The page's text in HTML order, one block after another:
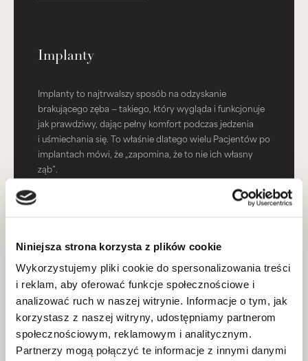
Niniejsza strona korzysta z plików cookie
Wykorzystujemy pliki cookie do spersonalizowania treści
i reklam, aby oferować funkcje społecznościowe i
analizować ruch w naszej witrynie. Informacje o tym, jak
korzystasz z naszej witryny, udostępniamy partnerom
społecznościowym, reklamowym i analitycznym.
Partnerzy mogą połączyć te informacje z innymi danymi
Implanty
Implanty to najtrwalszy sposób na odzyskanie
brakującego zęba — takiego, który wygląda i funkcjonuje
jak prawdziwy, dając pełny komfort podczas jedzenia
i uśmiechania się. To właśnie dlatego wielu Pacjentów po
implantach mówi, że „zapomina, że to nie ich własny
ząb”.
Protezy
Nowoczesne protezy potrafią całkowicie odmienić
uśmiech — i życie. Dzięki nowym technologiom są
wygodne i idealnie dopasowane. Tworzymy protezy,